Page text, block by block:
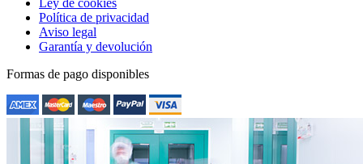
Política de privacidad
Aviso legal
Garantía y devolución
Formas de pago disponibles